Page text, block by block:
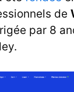
de
par 8